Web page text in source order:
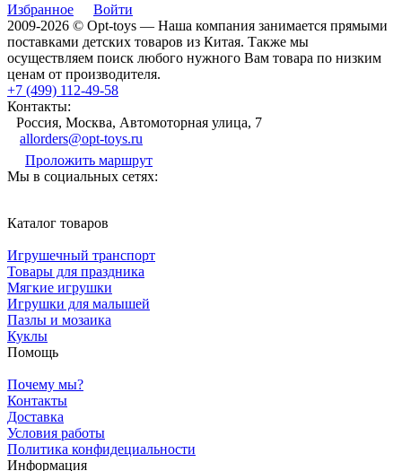
Избранное
Войти
2009-2026 © Opt-toys — Наша компания занимается прямыми
поставками детских товаров из Китая. Также мы
осуществляем поиск любого нужного Вам товара по низким
ценам от производителя.
+7 (499) 112-49-58
Контакты:
Россия, Москва, Автомоторная улица, 7
allorders@opt-toys.ru
Проложить маршрут
Мы в социальных сетях:
Каталог товаров
Игрушечный транспорт
Товары для праздника
Мягкие игрушки
Игрушки для малышей
Пазлы и мозаика
Куклы
Помощь
Почему мы?
Контакты
Доставка
Условия работы
Политика конфидециальности
Информация